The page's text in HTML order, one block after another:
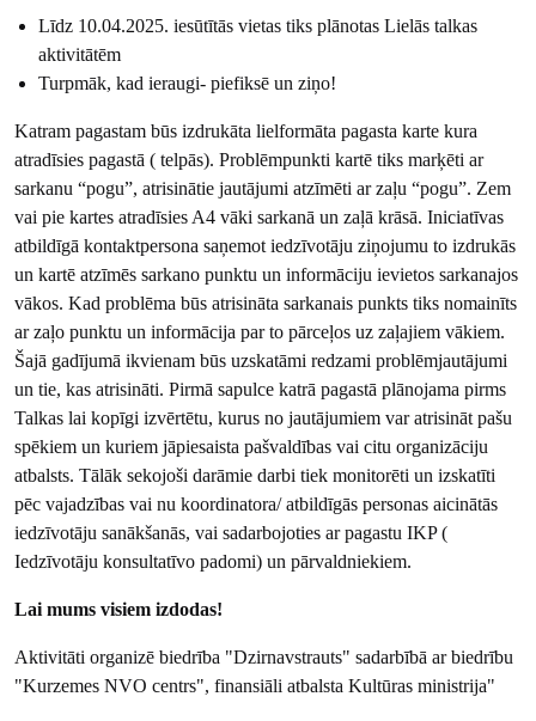
Līdz 10.04.2025. iesūtītās vietas tiks plānotas Lielās talkas
aktivitātēm
Turpmāk, kad ieraugi- piefiksē un ziņo!
Katram pagastam būs izdrukāta lielformāta pagasta karte kura
atradīsies pagastā ( telpās). Problēmpunkti kartē tiks marķēti ar
sarkanu “pogu”, atrisinātie jautājumi atzīmēti ar zaļu “pogu”. Zem
vai pie kartes atradīsies A4 vāki sarkanā un zaļā krāsā. Iniciatīvas
atbildīgā kontaktpersona saņemot iedzīvotāju ziņojumu to izdrukās
un kartē atzīmēs sarkano punktu un informāciju ievietos sarkanajos
vākos. Kad problēma būs atrisināta sarkanais punkts tiks nomainīts
ar zaļo punktu un informācija par to pārceļos uz zaļajiem vākiem.
Šajā gadījumā ikvienam būs uzskatāmi redzami problēmjautājumi
un tie, kas atrisināti. Pirmā sapulce katrā pagastā plānojama pirms
Talkas lai kopīgi izvērtētu, kurus no jautājumiem var atrisināt pašu
spēkiem un kuriem jāpiesaista pašvaldības vai citu organizāciju
atbalsts. Tālāk sekojoši darāmie darbi tiek monitorēti un izskatīti
pēc vajadzības vai nu koordinatora/ atbildīgās personas aicinātās
iedzīvotāju sanākšanās, vai sadarbojoties ar pagastu IKP (
Iedzīvotāju konsultatīvo padomi) un pārvaldniekiem.
Lai mums visiem izdodas!
Aktivitāti organizē biedrība "Dzirnavstrauts" sadarbībā ar biedrību
"Kurzemes NVO centrs", finansiāli atbalsta Kultūras ministrija"